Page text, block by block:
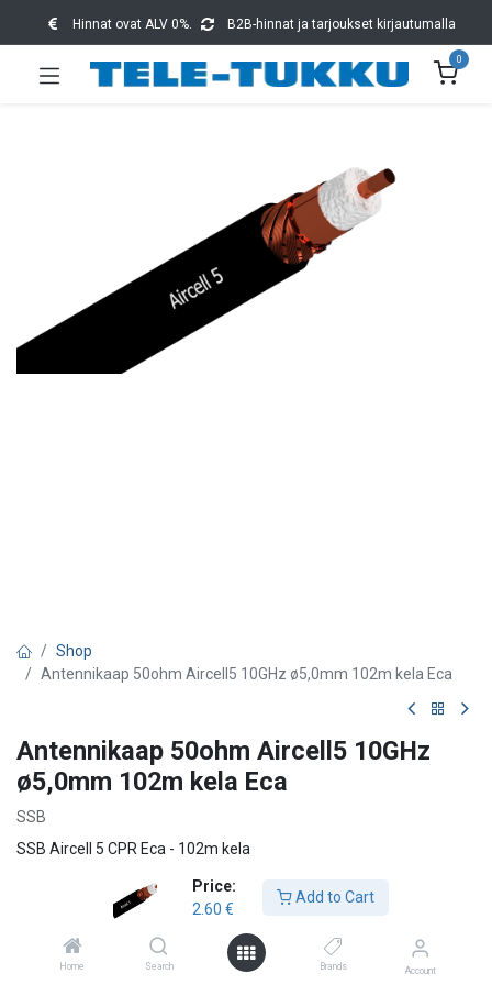
Price:
2.60 €
Add to Cart
Home Search Brands Account
Hinnat ovat ALV 0%. B2B-hinnat ja tarjoukset kirjautumalla
0
Shop
Antennikaap 50ohm Aircell5 10GHz ø5,0mm 102m kela Eca
Antennikaap 50ohm Aircell5 10GHz
ø5,0mm 102m kela Eca
SSB
SSB Aircell 5 CPR Eca - 102m kela
Aircell 5 on viiden millimetrin paksuinen, taipuisa koaksiaalikaapeli
taajuusalueelle aina 10 GHz:iin saakka. Erittäin pieni vaimennus
suhteessa halkaisijaan sekä mahdollisuus käyttää tavallisia RG-
58-koaksiaaliliittimiä tekevät tästä kaapelista ensisijaisen valinnan